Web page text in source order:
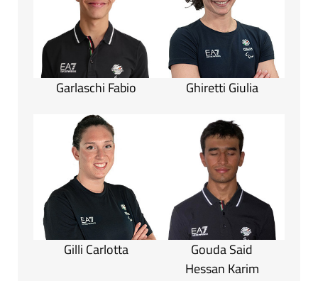
Garlaschi Fabio Ghiretti Giulia
Gilli Carlotta
Gouda Said
Hessan Karim